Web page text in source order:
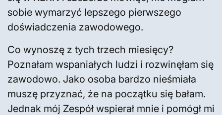
sobie wymarzyć lepszego pierwszego
doświadczenia zawodowego.
Co wynoszę z tych trzech miesięcy?
Poznałam wspaniałych ludzi i rozwinęłam się
zawodowo. Jako osoba bardzo nieśmiała
muszę przyznać, że na początku się bałam.
Jednak mój Zespół wspierał mnie i pomógł mi